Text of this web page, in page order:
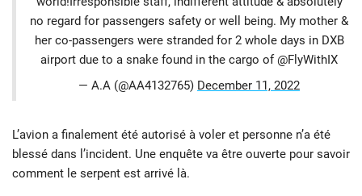
no regard for passengers safety or well being. My mother &
her co-passengers were stranded for 2 whole days in DXB
airport due to a snake found in the cargo of @FlyWithIX
— A.A (@AA4132765) December 11, 2022
L’avion a finalement été autorisé à voler et personne n’a été
blessé dans l’incident. Une enquête va être ouverte pour savoir
comment le serpent est arrivé là.